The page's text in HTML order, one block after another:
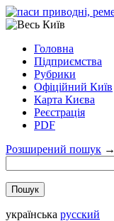
Головна
Підприємства
Рубрики
Офіційний Київ
Карта Києва
Реєстрація
PDF
Розширений пошук →
українська русский